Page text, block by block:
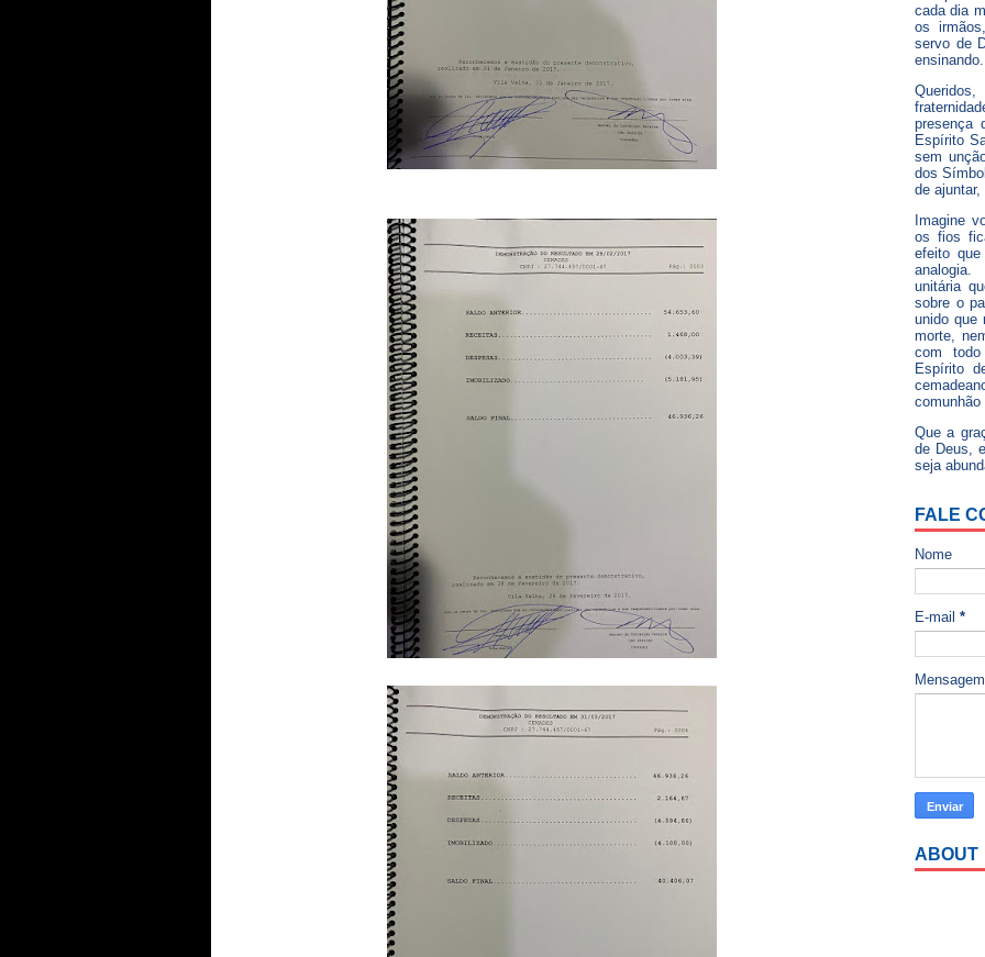
cada dia
os
servo de
ensinando.
presença
Espírito
sem
dos
de
Imagine
os fios
efeito
analogia.
unitária
sobre o
unido que
morte,
com
Espírito
Que a
de Deus,
seja
FALE
Nome
E-mail *
ABOUT